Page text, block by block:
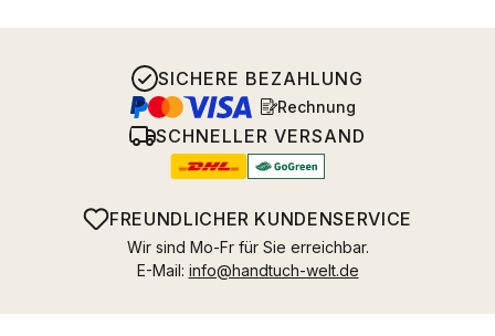
SICHERE BEZAHLUNG
Rechnung
SCHNELLER VERSAND
FREUNDLICHER KUNDENSERVICE
Wir sind Mo-Fr für Sie erreichbar.
E-Mail: info@handtuch-welt.de